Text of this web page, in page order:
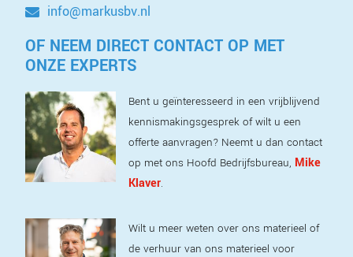
info@markusbv.nl
OF NEEM DIRECT CONTACT OP MET
ONZE EXPERTS
Bent u geïnteresseerd in een vrijblijvend
kennismakingsgesprek of wilt u een
offerte aanvragen? Neemt u dan contact
op met ons Hoofd Bedrijfsbureau, Mike
Klaver.
Wilt u meer weten over ons materieel of
de verhuur van ons materieel voor